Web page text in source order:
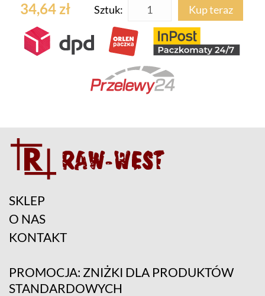
34,64 zł Sztuk: Kup teraz
SKLEP
O NAS
KONTAKT
PROMOCJA: ZNIŻKI DLA PRODUKTÓW
STANDARDOWYCH